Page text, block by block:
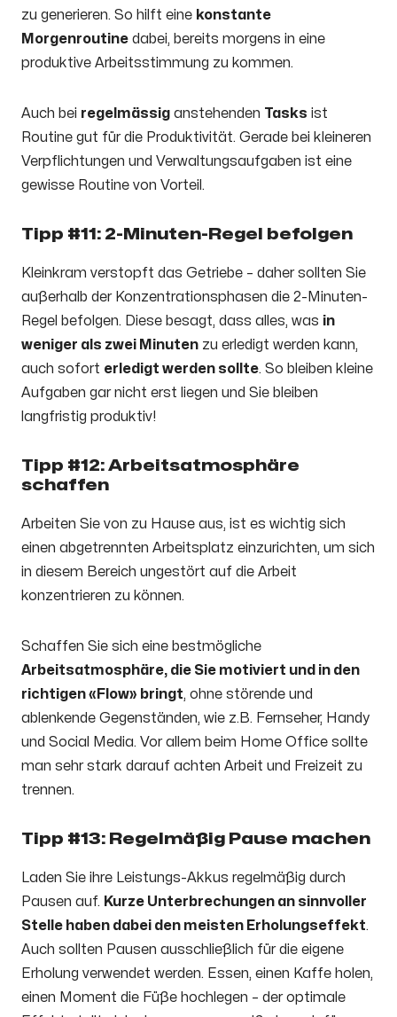
zu generieren. So hilft eine konstante
Morgenroutine dabei, bereits morgens in eine
produktive Arbeitsstimmung zu kommen.
Auch bei regelmässig anstehenden Tasks ist
Routine gut für die Produktivität. Gerade bei kleineren
Verpflichtungen und Verwaltungsaufgaben ist eine
gewisse Routine von Vorteil.
Tipp #11: 2-Minuten-Regel befolgen
Kleinkram verstopft das Getriebe – daher sollten Sie
außerhalb der Konzentrationsphasen die 2-Minuten-
Regel befolgen. Diese besagt, dass alles, was in
weniger als zwei Minuten zu erledigt werden kann,
auch sofort erledigt werden sollte. So bleiben kleine
Aufgaben gar nicht erst liegen und Sie bleiben
langfristig produktiv!
Tipp #12: Arbeitsatmosphäre
schaffen
Arbeiten Sie von zu Hause aus, ist es wichtig sich
einen abgetrennten Arbeitsplatz einzurichten, um sich
in diesem Bereich ungestört auf die Arbeit
konzentrieren zu können.
Schaffen Sie sich eine bestmögliche
Arbeitsatmosphäre, die Sie motiviert und in den
richtigen «Flow» bringt, ohne störende und
ablenkende Gegenständen, wie z.B. Fernseher, Handy
und Social Media. Vor allem beim Home Office sollte
man sehr stark darauf achten Arbeit und Freizeit zu
trennen.
Tipp #13: Regelmäßig Pause machen
Laden Sie ihre Leistungs-Akkus regelmäßig durch
Pausen auf. Kurze Unterbrechungen an sinnvoller
Stelle haben dabei den meisten Erholungseffekt.
Auch sollten Pausen ausschließlich für die eigene
Erholung verwendet werden. Essen, einen Kaffe holen,
einen Moment die Füße hochlegen – der optimale